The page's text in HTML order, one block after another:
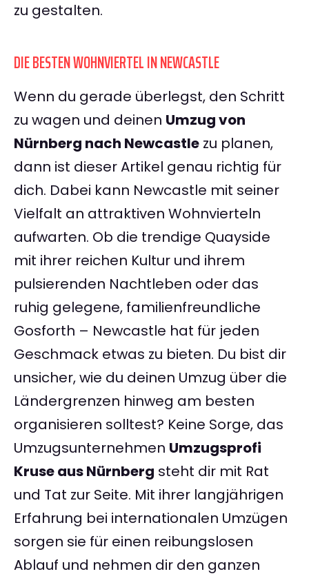
zu gestalten.
DIE BESTEN WOHNVIERTEL IN NEWCASTLE
Wenn du gerade überlegst, den Schritt
zu wagen und deinen Umzug von
Nürnberg nach Newcastle zu planen,
dann ist dieser Artikel genau richtig für
dich. Dabei kann Newcastle mit seiner
Vielfalt an attraktiven Wohnvierteln
aufwarten. Ob die trendige Quayside
mit ihrer reichen Kultur und ihrem
pulsierenden Nachtleben oder das
ruhig gelegene, familienfreundliche
Gosforth – Newcastle hat für jeden
Geschmack etwas zu bieten. Du bist dir
unsicher, wie du deinen Umzug über die
Ländergrenzen hinweg am besten
organisieren solltest? Keine Sorge, das
Umzugsunternehmen Umzugsprofi
Kruse aus Nürnberg steht dir mit Rat
und Tat zur Seite. Mit ihrer langjährigen
Erfahrung bei internationalen Umzügen
sorgen sie für einen reibungslosen
Ablauf und nehmen dir den ganzen